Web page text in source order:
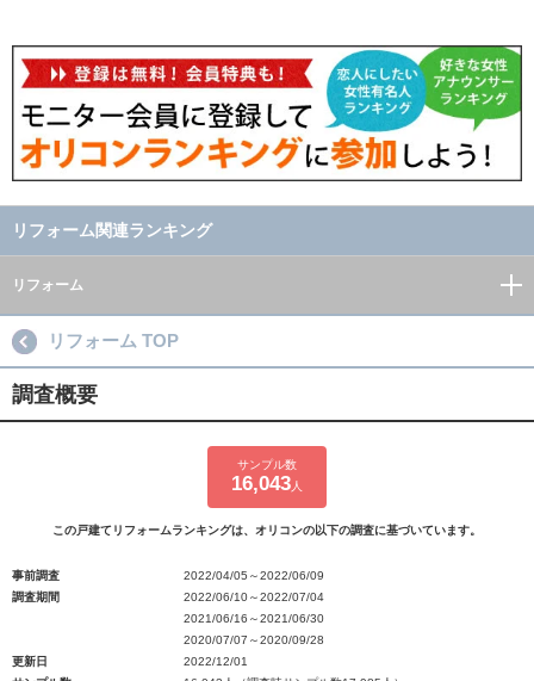
リフォーム関連ランキング
リフォーム
リフォーム TOP
調査概要
サンプル数
16,043 人
この戸建てリフォームランキングは、オリコンの以下の調査に基づいています。
事前調査
2022/04/05～2022/06/09
調査期間
2022/06/10～2022/07/04
2021/06/16～2021/06/30
2020/07/07～2020/09/28
更新日
2022/12/01